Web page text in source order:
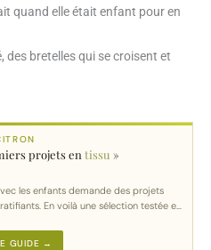
quand elle était enfant pour en
bretelles qui se croisent et
projets en tissu »
les enfants demande des projets
En voilà une sélection testée et
GUIDE →